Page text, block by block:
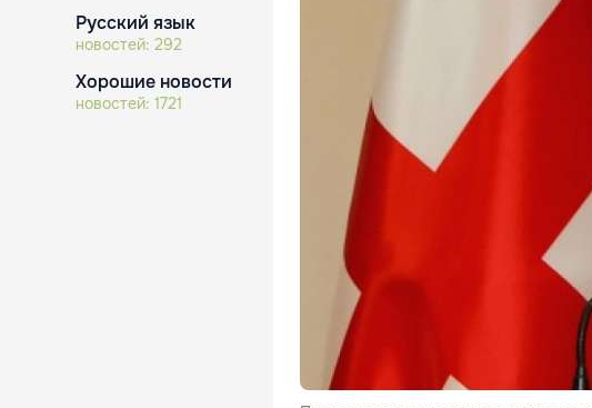
Русский язык
новостей: 292
Хорошие новости
новостей: 1721